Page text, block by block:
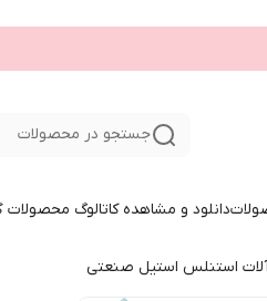
جستجو در محصولات
دانلود و مشاهده کاتالوگ
استنلس استیل صنعتی